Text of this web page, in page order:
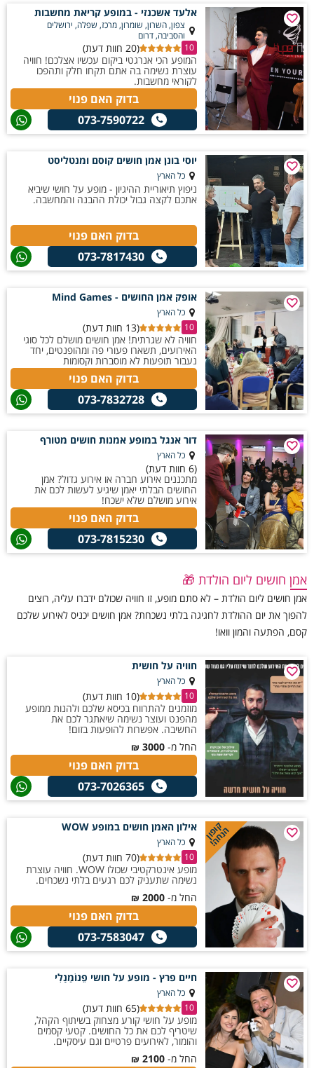
אלעד אשכנזי - במופע קריאת מחשבות
צפון, השרון, שומרון, מרכז, שפלה, ירושלים
והסביבה, דרום
10
(20 חוות דעת)
המופע הכי אנרגטי ביקום עכשיו אצלכם! חוויה
עוצרת נשימה בה אתם תקחו חלק ותהפכו
לקוראי מחשבות.
בדוק האם פנוי
073-7590722
יוסי בונן אמן חושים קוסם ומנטליסט
כל הארץ
ניפוץ תיאוריית ההיגיון - מופע על חושי שיביא
אתכם לקצה גבול יכולת ההבנה והמחשבה.
בדוק האם פנוי
073-7817430
אופק אמן החושים - Mind Games
כל הארץ
10
(13 חוות דעת)
חוויה לא שגרתית! אמן חושים מושלם לכל סוגי
האירועים, תשארו פעורי פה ומהופנטים, יחד
נעבור תופעות לא מוסברות וקסומות
בדוק האם פנוי
073-7832728
דור אנגל במופע אמנות חושים מטורף
כל הארץ
(6 חוות דעת)
מתכננים אירוע חברה או אירוע גדול? אמן
החושים הבלתי יאמן שיגיע לעשות לכם את
אירוע מושלם שלא ישכח!
בדוק האם פנוי
073-7815230
אמן חושים ליום הולדת 🎁
אמן חושים ליום הולדת – לא סתם מופע, זו חוויה שכולם ידברו עליה, רוצים
להפוך את יום ההולדת לחגיגה בלתי נשכחת? אמן חושים יכניס לאירוע שלכם
קסם, הפתעה והמון וואו!
חוויה על חושית
כל הארץ
10
(10 חוות דעת)
מוזמנים להתרווח בכיסא שלכם ולהנות ממופע
מהפנט ועוצר נשימה שיאתגר לכם את
החשיבה. אפשרות להופעות בזום!
החל מ- 3000
₪
בדוק האם פנוי
073-7026365
קופון
הנחה! אילון האמן חושים במופע WOW
כל הארץ
10
(70 חוות דעת)
מופע אינטרקטיבי שכולו WOW. חוויה עוצרת
נשימה שתעניק לכם רגעים בלתי נשכחים.
החל מ- 2000
₪
בדוק האם פנוי
073-7583047
חיים פרץ - מופע על חושי פֵנוֹמֵנָלִי
כל הארץ
10
(65 חוות דעת)
מופע על חושי קורע מצחוק בשיתוף הקהל,
שיטריף לכם את כל החושים. קטעי קסמים
והומור, לאירועים פרטיים וגם עיסקיים.
החל מ- 2100
₪